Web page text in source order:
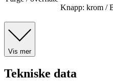
Knapp: krom /
Vis mer
Tekniske data